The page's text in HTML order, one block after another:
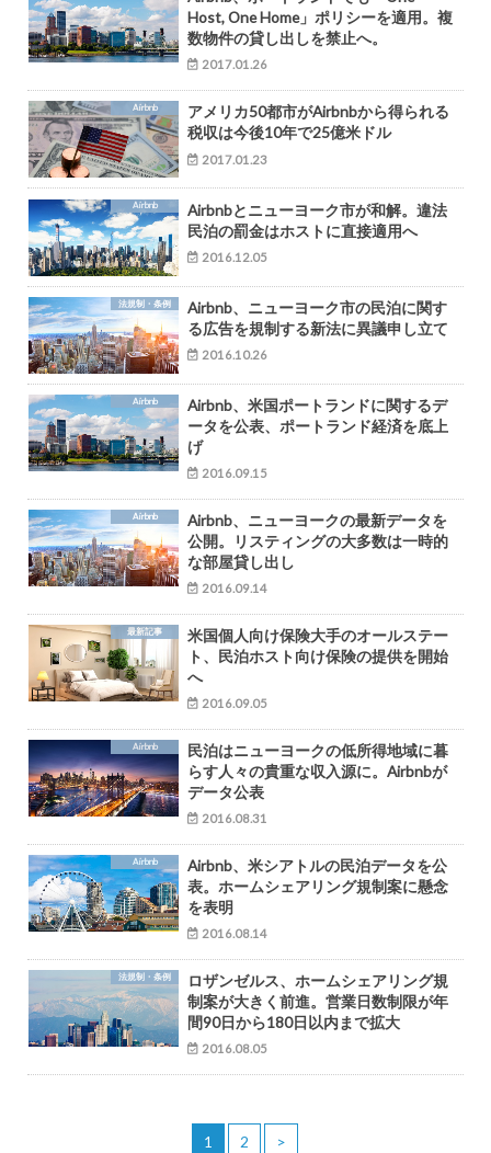
Host, One Home」ポリシーを適用。複
数物件の貸し出しを禁止へ。
2017.01.26
Airbnb
アメリカ50都市がAirbnbから得られる
税収は今後10年で25億米ドル
2017.01.23
Airbnb
Airbnbとニューヨーク市が和解。違法
民泊の罰金はホストに直接適用へ
2016.12.05
法規制・条例
Airbnb、ニューヨーク市の民泊に関す
る広告を規制する新法に異議申し立て
2016.10.26
Airbnb
Airbnb、米国ポートランドに関するデ
ータを公表、ポートランド経済を底上
げ
2016.09.15
Airbnb
Airbnb、ニューヨークの最新データを
公開。リスティングの大多数は一時的
な部屋貸し出し
2016.09.14
最新記事
米国個人向け保険大手のオールステー
ト、民泊ホスト向け保険の提供を開始
へ
2016.09.05
Airbnb
民泊はニューヨークの低所得地域に暮
らす人々の貴重な収入源に。Airbnbが
データ公表
2016.08.31
Airbnb
Airbnb、米シアトルの民泊データを公
表。ホームシェアリング規制案に懸念
を表明
2016.08.14
法規制・条例
ロザンゼルス、ホームシェアリング規
制案が大きく前進。営業日数制限が年
間90日から180日以内まで拡大
2016.08.05
1 2 >